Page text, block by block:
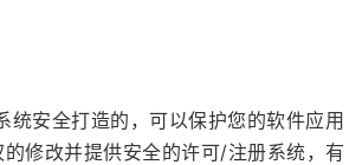
统安全打造的，可以保护您的软件应用
修改并提供安全的许可/注册系统，有